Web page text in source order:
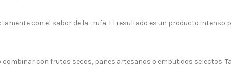
con el sabor de la trufa. El resultado es un producto intenso
con frutos secos, panes artesanos o embutidos selectos.